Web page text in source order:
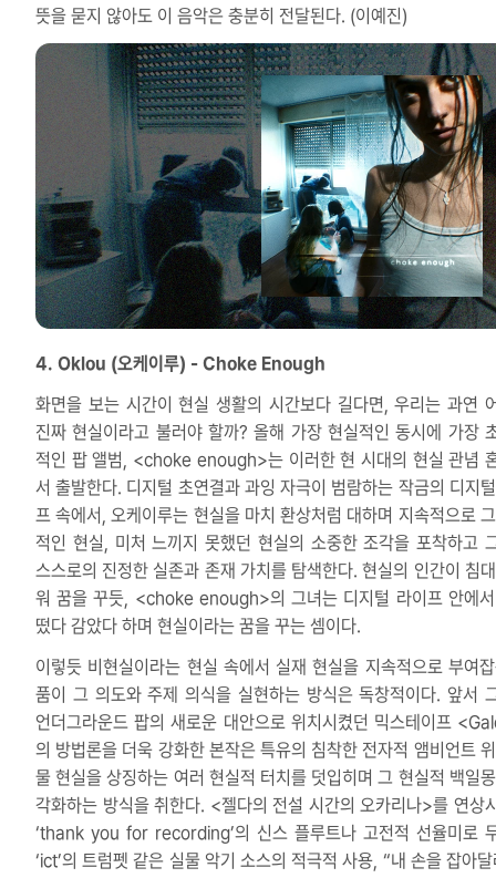
뜻을 묻지 않아도 이 음악은 충분히 전달된다. (이예진)
4. Oklou (오케이루) - Choke Enough
화면을 보는 시간이 현실 생활의 시간보다 길다면, 우리는 과연
진짜 현실이라고 불러야 할까? 올해 가장 현실적인 동시에 가장
적인 팝 앨범, <choke enough>는 이러한 현 시대의 현실 관념
서 출발한다. 디지털 초연결과 과잉 자극이 범람하는 작금의 디지
프 속에서, 오케이루는 현실을 마치 환상처럼 대하며 지속적으로
적인 현실, 미처 느끼지 못했던 현실의 소중한 조각을 포착하고
스스로의 진정한 실존과 존재 가치를 탐색한다. 현실의 인간이 침
워 꿈을 꾸듯, <choke enough>의 그녀는 디지털 라이프 안에
떴다 감았다 하며 현실이라는 꿈을 꾸는 셈이다.
이렇듯 비현실이라는 현실 속에서 실재 현실을 지속적으로 부여
품이 그 의도와 주제 의식을 실현하는 방식은 독창적이다. 앞서
언더그라운드 팝의 새로운 대안으로 위치시켰던 믹스테이프
의 방법론을 더욱 강화한 본작은 특유의 침착한 전자적 앰비언트
물 현실을 상징하는 여러 현실적 터치를 덧입히며 그 현실적 백일
각화하는 방식을 취한다. <젤다의 전설 시간의 오카리나>를 연상
‘thank you for recording’의 신스 플루트나 고전적 선율미로
‘ict’의 트럼펫 같은 실물 악기 소스의 적극적 사용, “내 손을 잡아